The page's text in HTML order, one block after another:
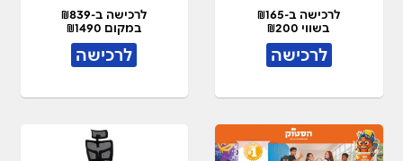
לרכישה ב-₪165
בשווי ₪200
לרכישה
לרכישה ב-₪839
במקום ₪1490
לרכישה